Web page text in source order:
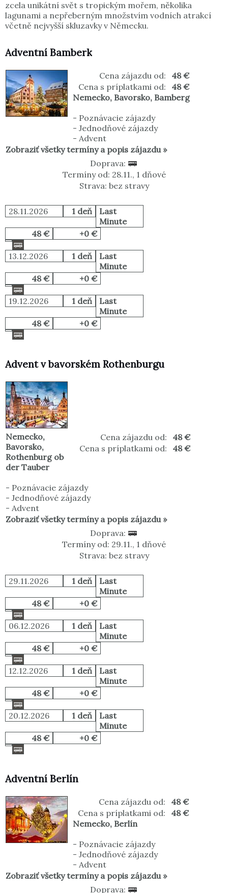
zcela unikátní svět s tropickým mořem, několika
lagunami a nepřeberným množstvím vodních atrakcí
včetně nejvyšší skluzavky v Německu.
Adventní Bamberk
Cena zájazdu od:
48 €
Cena s príplatkami od:
48 €
Nemecko, Bavorsko, Bamberg
- Poznávacie zájazdy
- Jednodňové zájazdy
- Advent
Zobraziť všetky termíny a popis zájazdu »
Doprava:
Termíny od: 28.11., 1 dňové
Strava: bez stravy
28.11.2026 1 deň
Last
Minute
48 €
+0 €
13.12.2026 1 deň
Last
Minute
48 €
+0 €
19.12.2026 1 deň
Last
Minute
48 €
+0 €
Advent v bavorském Rothenburgu
Cena zájazdu od:
48 €
Cena s príplatkami od:
48 €
Nemecko,
Bavorsko,
Rothenburg ob
der Tauber
- Poznávacie zájazdy
- Jednodňové zájazdy
- Advent
Zobraziť všetky termíny a popis zájazdu »
Doprava:
Termíny od: 29.11., 1 dňové
Strava: bez stravy
29.11.2026 1 deň
Last
Minute
48 €
+0 €
06.12.2026 1 deň
Last
Minute
48 €
+0 €
12.12.2026 1 deň
Last
Minute
48 €
+0 €
20.12.2026 1 deň
Last
Minute
48 €
+0 €
Adventní Berlín
Cena zájazdu od:
48 €
Cena s príplatkami od:
48 €
Nemecko, Berlín
- Poznávacie zájazdy
- Jednodňové zájazdy
- Advent
Zobraziť všetky termíny a popis zájazdu »
Doprava: